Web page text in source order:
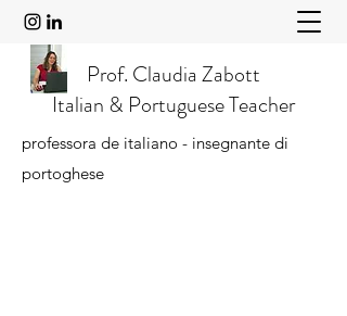
Prof. Claudia Zabott
Italian & Portuguese Teacher
professora de italiano - insegnante di
portoghese